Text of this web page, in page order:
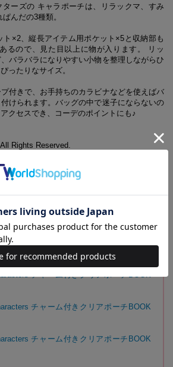
ーズの キャラポーチは、リラックマ、すみ
んだの3種類。
ト×2、縦長アイテム用ポケット×5と収納部も
るので、見た目以上に物が入ります。 リッ
バラバラになりやすい小物を整理しながらひ
ったりなサイズ。
付きで、お手持ちのカラビナなどを使えばバ
けられます。バッグの中で迷子にならないの
クセスでき、コーデのポイントにも♪
Rights Reserved.
キャラポーチBOOK リラックマ
キャラポーチBOOK たれぱんだ
チャーム付きクリアポーチBOOK
チャーム付きクリアポーチBOOK
チャーム付きクリアポーチBOOK